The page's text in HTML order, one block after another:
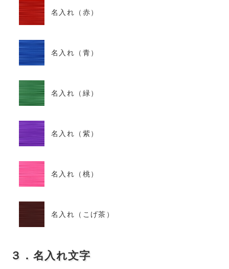
名入れ（赤）
名入れ（青）
名入れ（緑）
名入れ（紫）
名入れ（桃）
名入れ（こげ茶）
３．名入れ文字